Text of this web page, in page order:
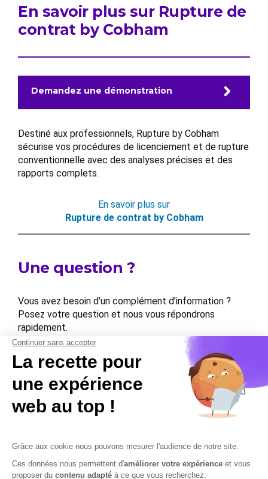
En savoir plus sur Rupture de
contrat by Cobham
Demandez une démonstration
Destiné aux professionnels, Rupture by Cobham
sécurise vos procédures de licenciement et de rupture
conventionnelle avec des analyses précises et des
rapports complets.
En savoir plus sur
Rupture de contrat by Cobham
Une question ?
Vous avez besoin d’un complément d’information ?
Posez votre question et nous vous répondrons
rapidement.
Contactez-nous
Contactez-nous Mentions légales
Plan du site
Sécurisation des données